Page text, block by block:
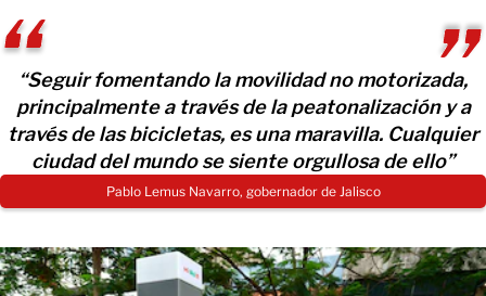
“Seguir fomentando la movilidad no motorizada,
principalmente a través de la peatonalización y a
través de las bicicletas, es una maravilla. Cualquier
ciudad del mundo se siente orgullosa de ello”
Pablo Lemus Navarro, gobernador de Jalisco